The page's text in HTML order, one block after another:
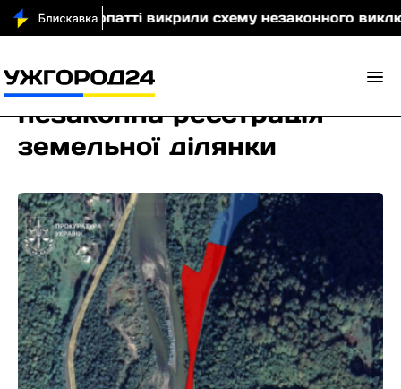
На Закарпатті викрили схему незаконного
незаконна реєстрація
земельної ділянки